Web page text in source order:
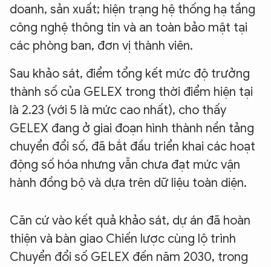
doanh, sản xuất; hiện trạng hệ thống hạ tầng
công nghệ thông tin và an toàn bảo mật tại
các phòng ban, đơn vị thành viên.
Sau khảo sát, điểm tổng kết mức độ trưởng
thành số của GELEX trong thời điểm hiện tại
là 2.23 (với 5 là mức cao nhất), cho thấy
GELEX đang ở giai đoạn hình thành nền tảng
chuyển đổi số, đã bắt đầu triển khai các hoạt
động số hóa nhưng vẫn chưa đạt mức vận
hành đồng bộ và dựa trên dữ liệu toàn diện.
Căn cứ vào kết quả khảo sát, dự án đã hoàn
thiện và bàn giao Chiến lược cùng lộ trình
Chuyển đổi số GELEX đến năm 2030, trong